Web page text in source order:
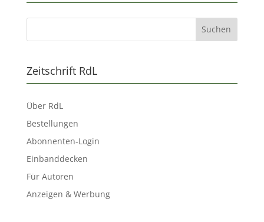
Zeitschrift RdL
Über RdL
Bestellungen
Abonnenten-Login
Einbanddecken
Für Autoren
Anzeigen & Werbung